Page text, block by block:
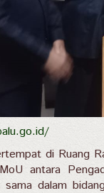
di Ruang
antara
dalam